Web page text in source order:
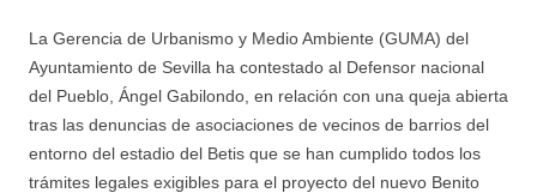
La Gerencia de Urbanismo y Medio Ambiente (GUMA) del
Ayuntamiento de Sevilla ha contestado al Defensor nacional
del Pueblo, Ángel Gabilondo, en relación con una queja abierta
tras las denuncias de asociaciones de vecinos de barrios del
entorno del estadio del Betis que se han cumplido todos los
trámites legales exigibles para el proyecto del nuevo Benito